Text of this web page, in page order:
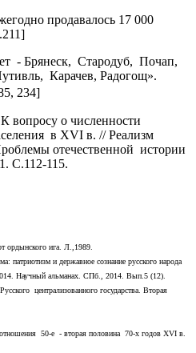
продавалось 17 000
- Брянеск, Стародуб, Почап,
Карачев, Радогощ».
185, 234]
о численности
в XVI в. // Реализм
отечественной истории
С.112-115.
ордынского ига. Л.,1989.
патриотизм и державное сознание русского народа
Научный альманах. СПб., 2014. Вып.5 (12).
централизованного государства. Вторая
50-е - вторая половина 70-х годов XVI в.